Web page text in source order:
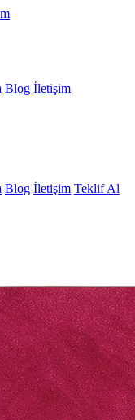
Blog İletişim
Blog İletişim Teklif Al